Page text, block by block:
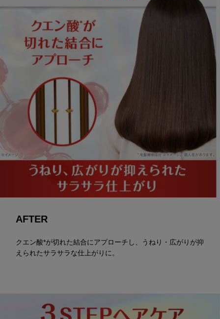
AFTER
クエン酸*が切れた結合にアプローチし、うねり・広がりが抑
えられたサラサラな仕上がりに。